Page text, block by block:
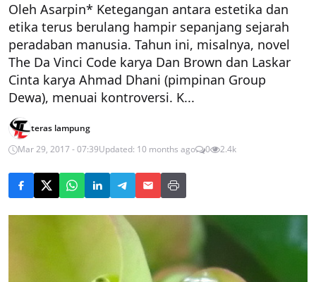
Oleh Asarpin* Ketegangan antara estetika dan
etika terus berulang hampir sepanjang sejarah
peradaban manusia. Tahun ini, misalnya, novel
The Da Vinci Code karya Dan Brown dan Laskar
Cinta karya Ahmad Dhani (pimpinan Group
Dewa), menuai kontroversi. K...
teras lampung
Mar 29, 2017 - 07:39Updated: 10 months ago 0 2.4k